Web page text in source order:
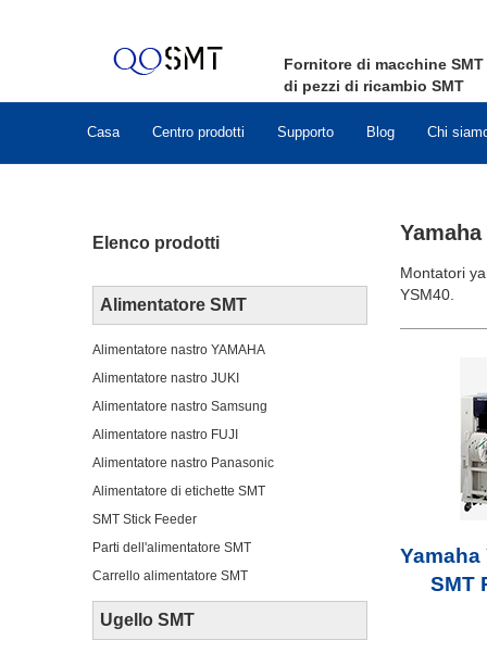
Fornitore di macchine SMT
di pezzi di ricambio SMT
Casa Centro prodotti Supporto Blog Chi
Elenco prodotti
Alimentatore SMT
Alimentatore nastro YAMAHA
Alimentatore nastro JUKI
Alimentatore nastro Samsung
Alimentatore nastro FUJI
Alimentatore nastro Panasonic
Alimentatore di etichette SMT
SMT Stick Feeder
Parti dell'alimentatore SMT
Carrello alimentatore SMT
Ugello SMT
Montatori
YSM40.
Yamaha
SMT